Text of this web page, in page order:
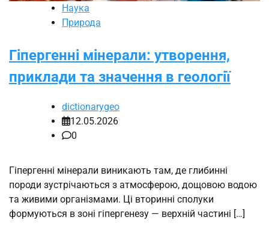
Наука
Природа
Гіпергенні мінерали: утворення,
приклади та значення в геології
dictionarygeo
12.05.2026
0
Гіпергенні мінерали виникають там, де глибинні
породи зустрічаються з атмосферою, дощовою водою
та живими організмами. Ці вторинні сполуки
формуються в зоні гіпергенезу — верхній частині […]